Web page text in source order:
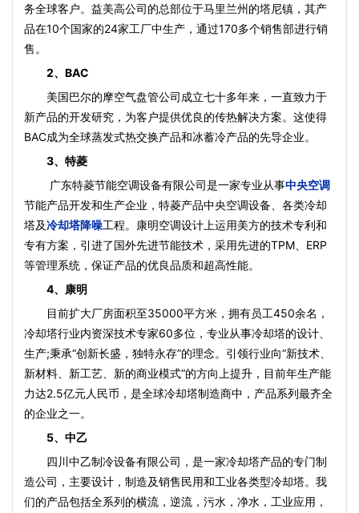
务全球客户。益美高公司的总部位于马里兰州的塔尼镇，其产
品在10个国家的24家工厂中生产，通过170多个销售部进行销
售。
2、BAC
美国巴尔的摩空气盘管公司成立七十多年来，一直致力于
新产品的开发研究，为客户提供优良的传热解决方案。这使得
BAC成为全球蒸发式热交换产品和冰蓄冷产品的先导企业。
3、特菱
广东特菱节能空调设备有限公司是一家专业从事中央空调
节能产品开发和生产企业，特菱产品中央空调设备、各类冷却
塔及冷却塔降噪工程。康明空调设计上运用美方的技术专利和
专有方案，引进了国外先进节能技术，采用先进的TPM、ERP
等管理系统，保证产品的优良品质和超高性能。
4、康明
目前扩大厂房面积至35000平方米，拥有员工450余名，
冷却塔行业内资深技术专家60多位，专业从事冷却塔的设计、
生产;秉承“创新长盛，独特永存”的理念。引领行业向“新技术、
新材料、新工艺、新的商业模式“的方向上提升，目前年生产能
力达2.5亿元人民币，是全球冷却塔制造商中，产品系列最齐全
的企业之一。
5、中乙
四川中乙制冷设备有限公司，是一家冷却塔产品的专门制
造公司，主要设计，制造及销售民用和工业各类型冷却塔。我
们的产品包括全系列的横流，逆流，污水，净水，工业应用，